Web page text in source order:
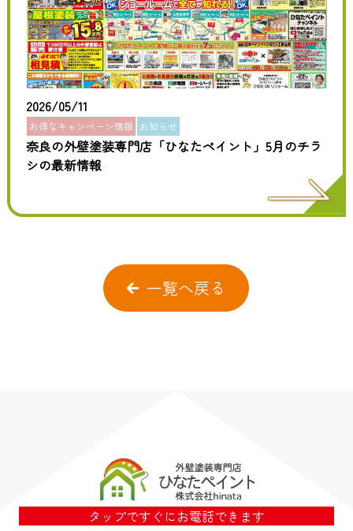
2026/05/11
お得なキャンペーン情報 お知らせ
奈良の外壁塗装専門店「ひなたペイント」5月のチラ
シの最新情報
一覧へ戻る
タップですぐにお電話できます